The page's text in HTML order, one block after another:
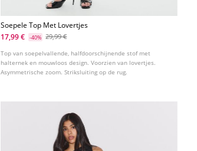
Soepele Top Met Lovertjes
17,99 €
-40% 29,99 €
Top van soepelvallende, halfdoorschijnende stof met
halternek en mouwloos design. Voorzien van lovertjes.
Asymmetrische zoom. Striksluiting op de rug.